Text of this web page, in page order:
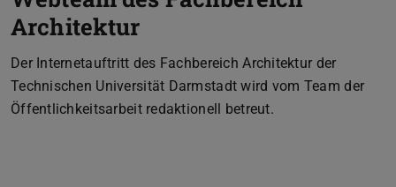
Architektur
Der Internetauftritt des Fachbereich Architektur der
Technischen Universität Darmstadt wird vom Team der
Öffentlichkeitsarbeit redaktionell betreut.